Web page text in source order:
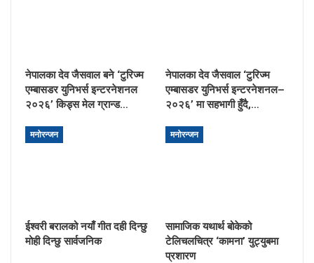
नेपालका देव जैसवाल बने ‘टुरिज्म
एम्बासडर युनिभर्स इन्टरनेशनल
२०२६’ किड्स मेल ग्रान्ड…
नेपालका देव जैसवाल ‘टुरिज्म
एम्बासडर युनिभर्स इन्टरनेशनल–
२०२६’ मा सहभागी हुँदै,…
मनोरन्जन
ईश्वरी बरालको नयाँ गीत दही दिन्छु
मोही दिन्छु सार्वजनिक
मनोरन्जन
सामाजिक यथार्थ बोकेको
टेलिचलचित्र ‘कामना’ युट्युबमा
प्रशारण